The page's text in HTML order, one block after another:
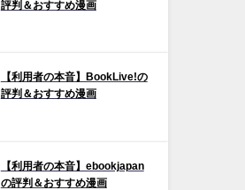
評判＆おすすめ漫画
【利用者の本音】BookLive!の
評判＆おすすめ漫画
【利用者の本音】ebookjapan
の評判＆おすすめ漫画